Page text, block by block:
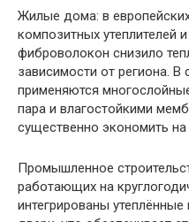
Жилые дома: в
композитных утеплителей
фиброволокон снизило
зависимости от региона. В
применяются
пара и влагостойкими
существенно экономить на
Промышленное
работающих на
интегрированы